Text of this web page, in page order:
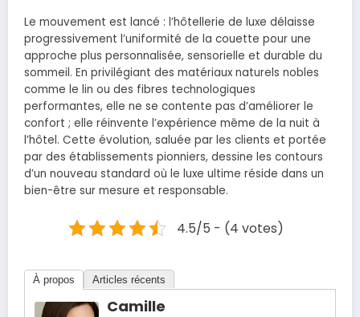
Le mouvement est lancé : l’hôtellerie de luxe délaisse
progressivement l’uniformité de la couette pour une
approche plus personnalisée, sensorielle et durable du
sommeil. En privilégiant des matériaux naturels nobles
comme le lin ou des fibres technologiques
performantes, elle ne se contente pas d’améliorer le
confort ; elle réinvente l’expérience même de la nuit à
l’hôtel. Cette évolution, saluée par les clients et portée
par des établissements pionniers, dessine les contours
d’un nouveau standard où le luxe ultime réside dans un
bien-être sur mesure et responsable.
4.5/5 - (4 votes)
À propos Articles récents
Camille